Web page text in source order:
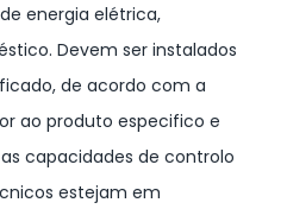
energia elétrica,
Devem ser instalados
de acordo com a
ao produto especifico e
capacidades de controlo
estejam em